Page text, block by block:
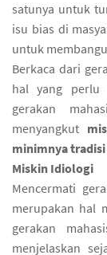
satunya untuk
isu bias di
untuk
Berkaca dari
hal yang perlu
gerakan
menyangkut
minimnya
Miskin Idiologi
Mencermati
merupakan hal
gerakan
menjelaskan